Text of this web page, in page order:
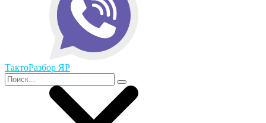
ТактоРазбор ЯР